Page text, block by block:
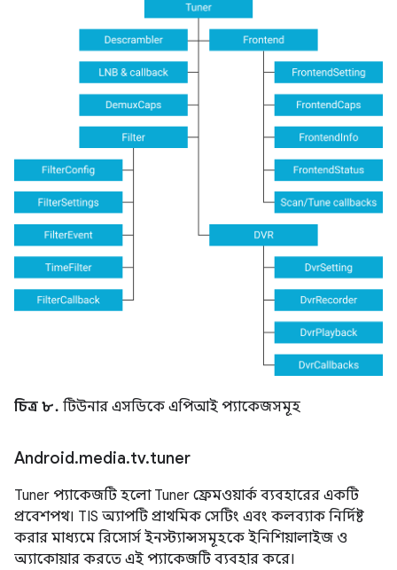
চিত্র ৮. টিউনার এসডিকে এপিআই প্যাকেজসমূহ
Android.media.tv.tuner
Tuner প্যাকেজটি হলো Tuner ফ্রেমওয়ার্ক ব্যবহারের একটি
প্রবেশপথ। TIS অ্যাপটি প্রাথমিক সেটিং এবং কলব্যাক নির্দিষ্ট
করার মাধ্যমে রিসোর্স ইনস্ট্যান্সসমূহকে ইনিশিয়ালাইজ ও
অ্যাকোয়ার করতে এই প্যাকেজটি ব্যবহার করে।